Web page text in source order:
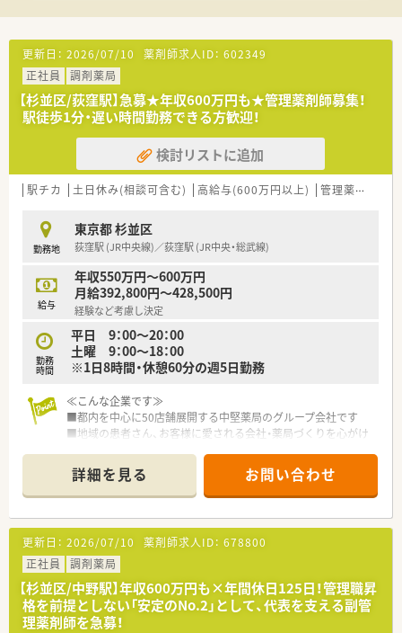
更新日： 2026/07/10 薬剤師求人ID： 602349
正社員
調剤薬局
【杉並区/荻窪駅】急募★年収600万円も★管理薬剤師募集！
駅徒歩1分・遅い時間勤務できる方歓迎！
検討リストに追加
駅チカ 土日休み(相談可含む) 高給与(600万円以上) 管理薬剤師
勤務地
東京都 杉並区
荻窪駅 (JR中央線)／荻窪駅 (JR中央・総武線)
給与
年収550万円～600万円
月給392,800円～428,500円
経験など考慮し決定
勤務
時間
平日 9：00～20：00
土曜 9：00～18：00
※1日8時間・休憩60分の週5日勤務
≪こんな企業です≫
■都内を中心に50店舗展開する中堅薬局のグループ会社です
■地域の患者さん、お客様に愛される会社・薬局づくりを心がけ
≪こんな店舗です≫
■荻窪駅から徒歩1分の駅チカで通勤も便利
■駅前で、整形外科,内科,精神科をメインで応需している面受け
薬局
■処方箋は1日80～100枚ほど
■薬剤師は2～3名体制
■外来対応メインでご対応いただけます
詳細を見る お問い合わせ
更新日： 2026/07/10 薬剤師求人ID： 678800
正社員
調剤薬局
【杉並区/中野駅】年収600万円も×年間休日125日！管理職昇
格を前提としない「安定のNo.2」として、代表を支える副管
理薬剤師を急募！